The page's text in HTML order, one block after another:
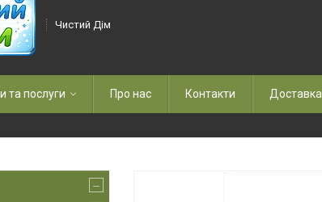
Чистий Дім
та послуги Про нас Контакти